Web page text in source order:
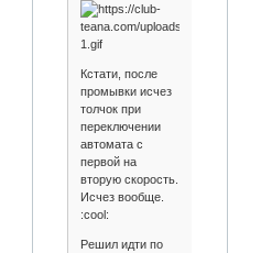
Кстати, после
промывки исчез
толчок при
переключении
автомата с
первой на
вторую скорость.
Исчез вообще.
:cool:
Решил идти по